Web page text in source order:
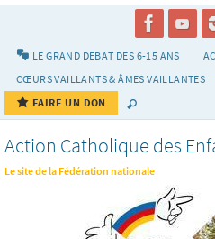
LE GRAND DÉBAT DES 6-15 ANS
CŒURS VAILLANTS & ÂMES VAILLANTES
FAIRE UN DON
Action Catholique des
Le site de la Fédération nationale